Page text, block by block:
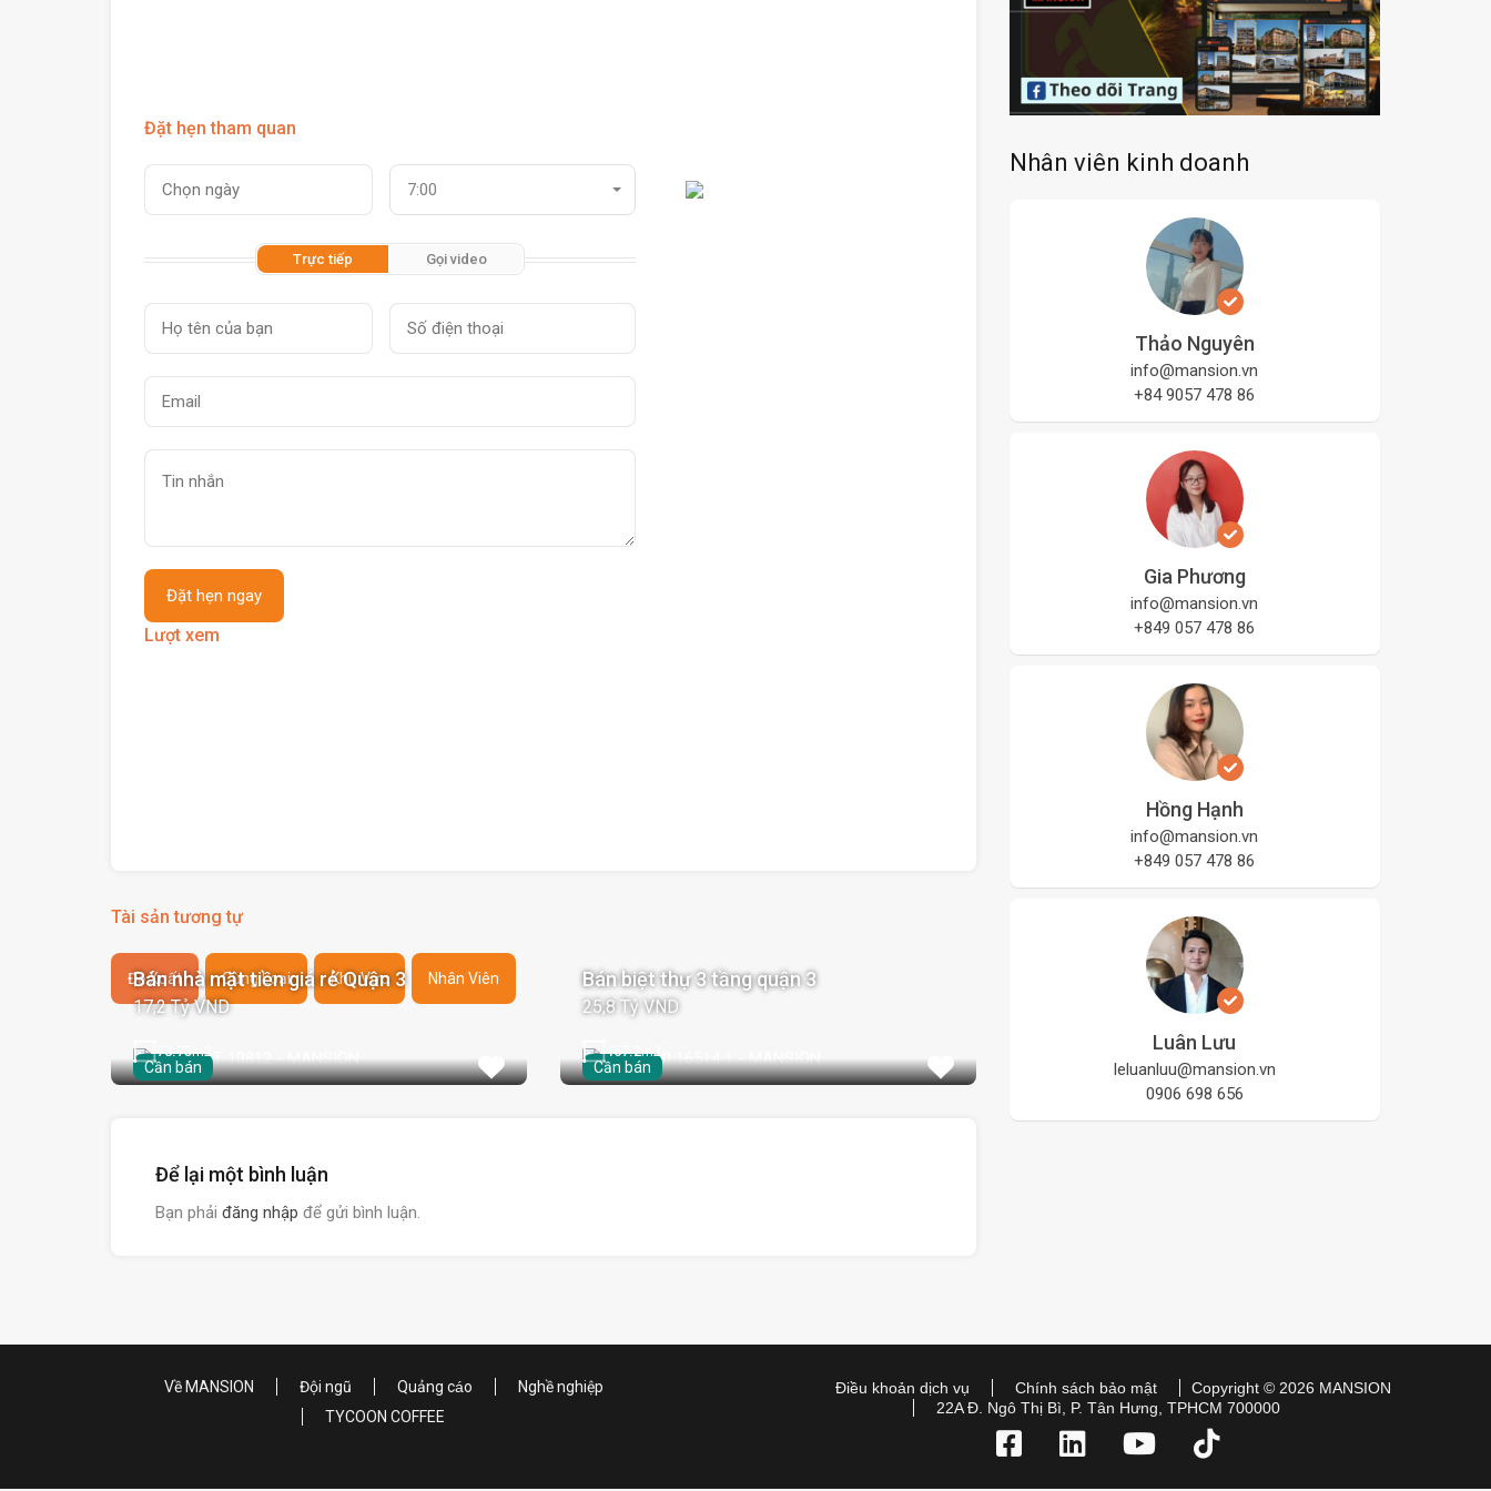
Đặt hẹn tham quan
7:00
Trực tiếp Gọi video
Lượt xem
Tài sản tương tự
Đề Xuất Cùng Loại Khu Vực Nhân Viên
Cần bán
Bán nhà mặt tiền giá rẻ Quận 3
17,2 Tỷ VND
78.75m2
Cần bán
Bán biệt thự 3 tầng quận 3
25,8 Tỷ VND
167.2m2
Để lại một bình luận
Bạn phải đăng nhập để gửi bình luận.
Nhân viên kinh doanh
Thảo Nguyên
info@mansion.vn
+84 9057 478 86
Gia Phương
info@mansion.vn
+849 057 478 86
Hồng Hạnh
info@mansion.vn
+849 057 478 86
Luân Lưu
leluanluu@mansion.vn
0906 698 656
Về MANSION Đội ngũ Quảng cáo
Nghề nghiệp
TYCOON COFFEE
Điều khoản dịch vụ Chính sách bảo mật
Copyright © 2026 MANSION
22A Đ. Ngô Thị Bì, P. Tân Hưng, TPHCM 700000